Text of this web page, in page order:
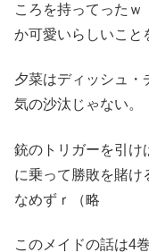
ころを持ってったｗ
か可愛いらしいこと
夕菜はディッシュ・
気の沙汰じゃない。
銃のトリガーを引け
に乗って勝敗を賭け
なめずｒ（略
このメイドの話は4